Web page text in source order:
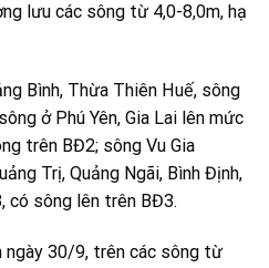
lưu các sông từ 4,0-8,0m, hạ
Bình, Thừa Thiên Huế, sông
ở Phú Yên, Gia Lai lên mức
trên BĐ2; sông Vu Gia
Trị, Quảng Ngãi, Bình Định,
có sông lên trên BĐ3.
30/9, trên các sông từ